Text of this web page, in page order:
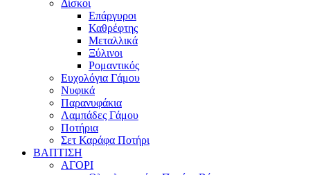
Δίσκοι
Επάργυροι
Καθρέφτης
Μεταλλικά
Ξύλινοι
Ρομαντικός
Ευχολόγια Γάμου
Νυφικά
Παρανυφάκια
Λαμπάδες Γάμου
Ποτήρια
Σετ Καράφα Ποτήρι
ΒΑΠΤΙΣΗ
ΑΓΟΡΙ